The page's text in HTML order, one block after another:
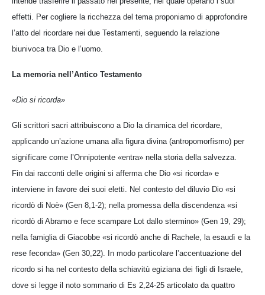
effetti. Per cogliere la ricchezza del tema proponiamo di approfondire
l’atto del ricordare nei due Testamenti, seguendo la relazione
biunivoca tra Dio e l’uomo.
La memoria nell’Antico Testamento
«Dio si ricorda»
Gli scrittori sacri attribuiscono a Dio la dinamica del ricordare,
applicando un’azione umana alla figura divina (antropomorfismo) per
significare come l’Onnipotente «entra» nella storia della salvezza.
Fin dai racconti delle origini si afferma che Dio «si ricorda» e
interviene in favore dei suoi eletti. Nel contesto del diluvio Dio «si
ricordò di Noè» (Gen 8,1-2); nella promessa della discendenza «si
ricordò di Abramo e fece scampare Lot dallo stermino» (Gen 19, 29);
nella famiglia di Giacobbe «si ricordò anche di Rachele, la esaudì e la
rese feconda» (Gen 30,22). In modo particolare l’accentuazione del
ricordo si ha nel contesto della schiavitù egiziana dei figli di Israele,
dove si legge il noto sommario di Es 2,24-25 articolato da quattro